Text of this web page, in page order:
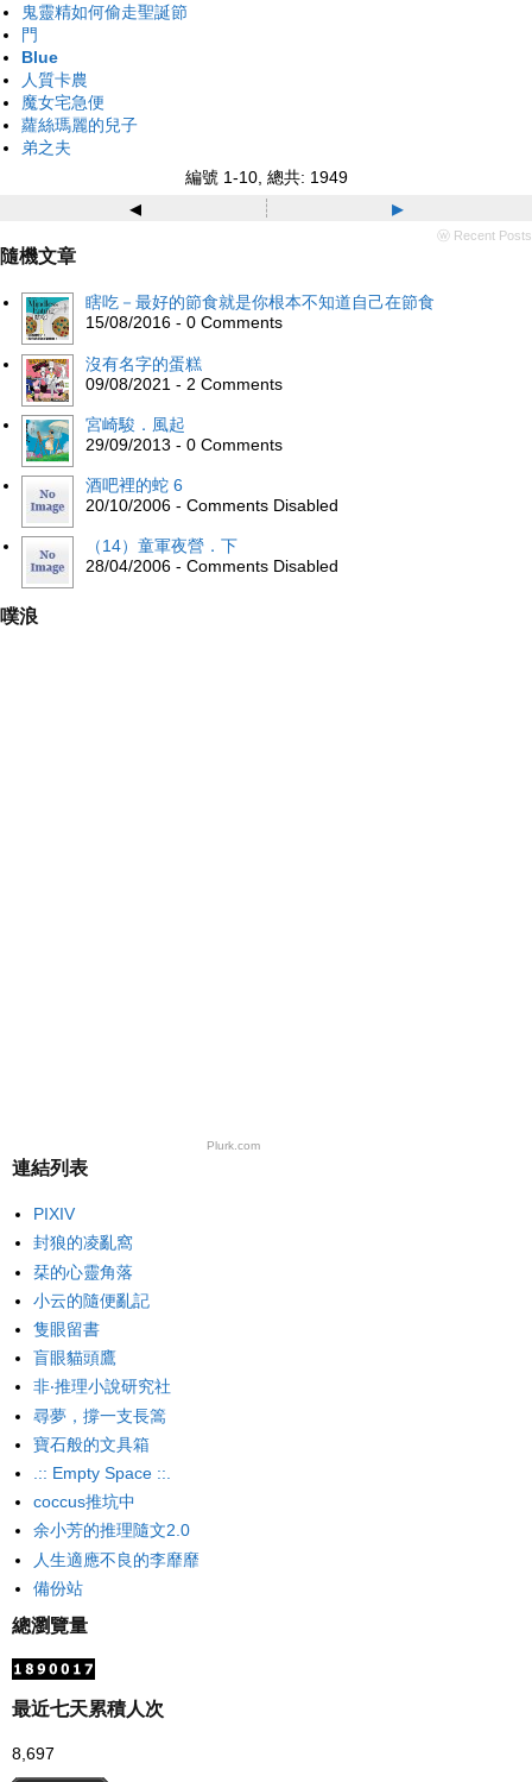
鬼靈精如何偷走聖誕節
門
Blue
人質卡農
魔女宅急便
蘿絲瑪麗的兒子
弟之夫
編號 1-10, 總共: 1949
◂ ▸
ⓦ Recent Posts
隨機文章
瞎吃－最好的節食就是你根本不知道自己在節食
15/08/2016 - 0 Comments
沒有名字的蛋糕
09/08/2021 - 2 Comments
宮崎駿．風起
29/09/2013 - 0 Comments
酒吧裡的蛇 6
20/10/2006 - Comments Disabled
（14）童軍夜營．下
28/04/2006 - Comments Disabled
噗浪
Plurk.com
連結列表
PIXIV
封狼的凌亂窩
栞的心靈角落
小云的隨便亂記
隻眼留書
盲眼貓頭鷹
非‧推理小說研究社
尋夢，撐一支長篙
寶石般的文具箱
.:: Empty Space ::.
coccus推坑中
余小芳的推理隨文2.0
人生適應不良的李靡靡
備份站
總瀏覽量
最近七天累積人次
8,697